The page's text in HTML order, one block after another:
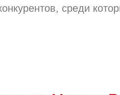
среди